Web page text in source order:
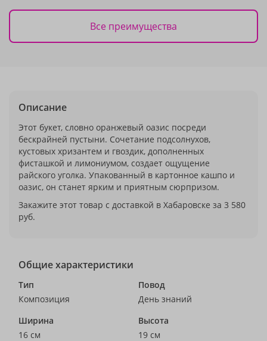
Все преимущества
Описание
Этот букет, словно оранжевый оазис посреди
бескрайней пустыни. Сочетание подсолнухов,
кустовых хризантем и гвоздик, дополненных
фисташкой и лимониумом, создает ощущение
райского уголка. Упакованный в картонное кашпо и
оазис, он станет ярким и приятным сюрпризом.
Закажите этот товар с доставкой в Хабаровске за 3 580
руб.
Общие характеристики
Тип
Композиция
Повод
День знаний
Ширина
16 см
Высота
19 см